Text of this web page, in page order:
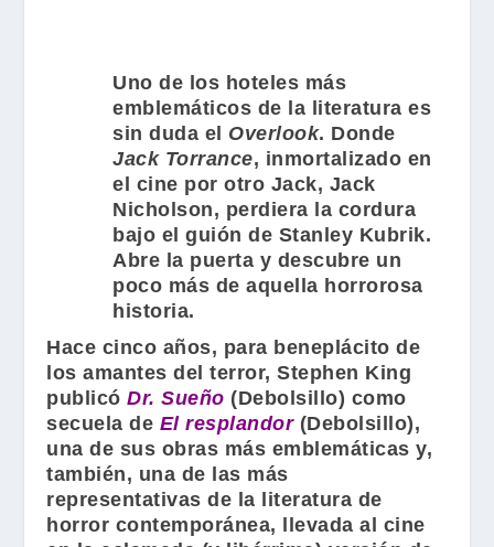
Uno de los hoteles más
emblemáticos de la literatura es
sin duda el Overlook. Donde
Jack Torrance, inmortalizado en
el cine por otro Jack, Jack
Nicholson, perdiera la cordura
bajo el guión de Stanley Kubrik.
Abre la puerta y descubre un
poco más de aquella horrorosa
historia.
Hace cinco años, para beneplácito de
los amantes del terror,Stephen King
publicó Dr. Sueño (Debolsillo) como
secuela de El resplandor(Debolsillo),
una de sus obras más emblemáticas y,
también, una de las más
representativas de la literatura de
horror contemporánea, llevada al cine